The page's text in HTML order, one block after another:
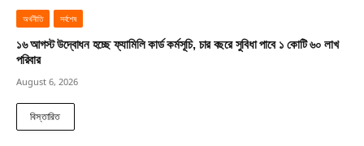
অর্থনীতি সর্বশেষ
১৬ আগস্ট উদ্বোধন হচ্ছে ফ্যামিলি কার্ড কর্মসূচি, চার বছরে সুবিধা পাবে ১ কোটি ৬০ লাখ
পরিবার
August 6, 2026
বিস্তারিত